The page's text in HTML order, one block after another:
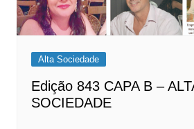
Alta Sociedade
Edição 843 CAPA B –
SOCIEDADE